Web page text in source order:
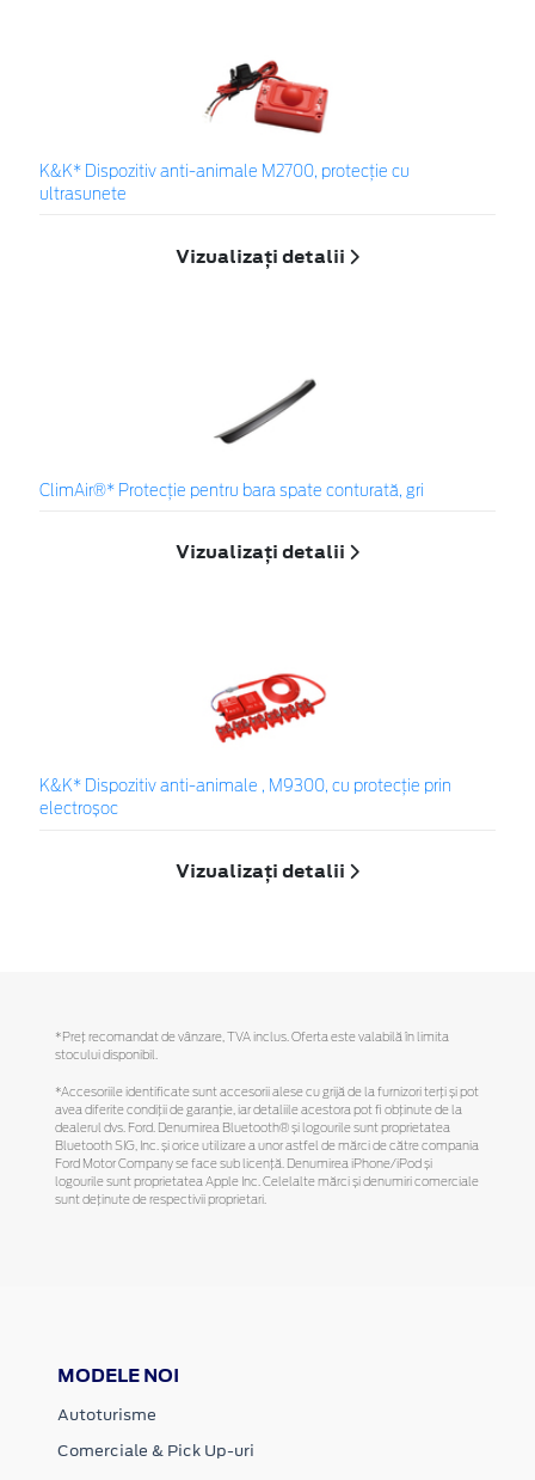
K&K* Dispozitiv anti-animale M2700, protecție cu
ultrasunete
Vizualizați detalii
ClimAir®* Protecţie pentru bara spate conturată, gri
Vizualizați detalii
K&K* Dispozitiv anti-animale , M9300, cu protecție prin
electroșoc
Vizualizați detalii
*Preţ recomandat de vânzare, TVA inclus. Oferta este valabilă în limita
stocului disponibil.
*Accesoriile identificate sunt accesorii alese cu grijă de la furnizori terți și pot
avea diferite condiții de garanție, iar detaliile acestora pot fi obținute de la
dealerul dvs. Ford. Denumirea Bluetooth® și logourile sunt proprietatea
Bluetooth SIG, Inc. și orice utilizare a unor astfel de mărci de către compania
Ford Motor Company se face sub licență. Denumirea iPhone/iPod și
logourile sunt proprietatea Apple Inc. Celelalte mărci și denumiri comerciale
sunt deținute de respectivii proprietari.
MODELE NOI
Autoturisme
Comerciale & Pick Up-uri